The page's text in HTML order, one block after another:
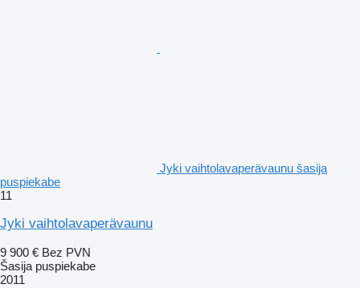
Jyki vaihtolavaperävaunu šasija
puspiekabe
11
Jyki vaihtolavaperävaunu
9 900 € Bez PVN
Šasija puspiekabe
2011